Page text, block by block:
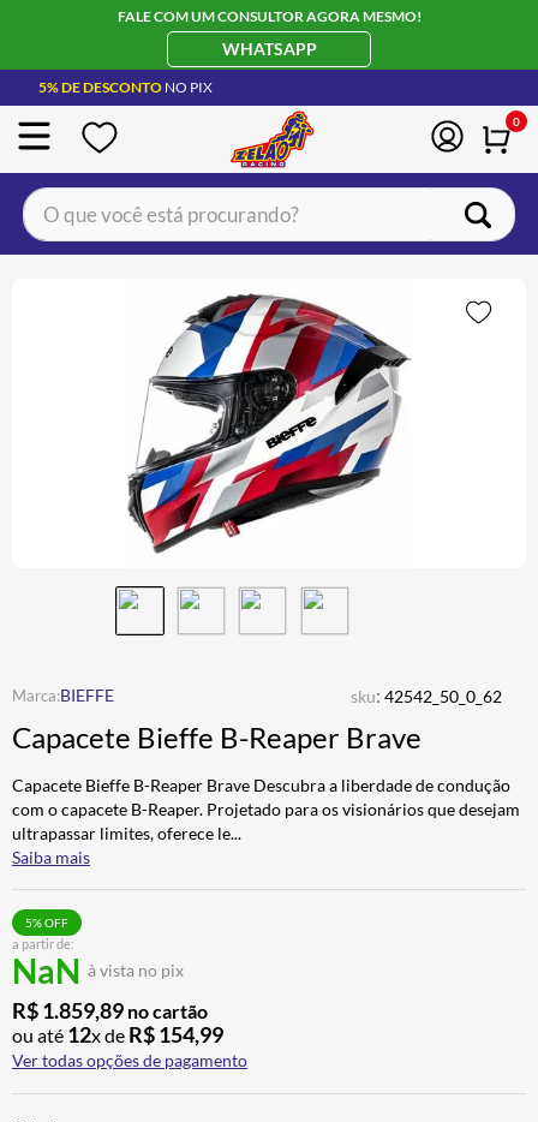
FALE COM UM CONSULTOR AGORA MESMO!
WHATSAPP
5% DE DESCONTO NO PIX
0
O que você está procurando?
BIEFFE sku: 42542_50_0_62
Capacete Bieffe B-Reaper Brave
Capacete Bieffe B-Reaper Brave Descubra a liberdade de condução
com o capacete B-Reaper. Projetado para os visionários que desejam
ultrapassar limites, oferece le...
Saiba mais
a partir de:
NaN à vista no pix
5% OFF
R$1.859,89 no cartão
ou até 12x de R$154,99
Ver todas opções de pagamento
JAQUETA
ÓCULOS SOLAR
ALPINESTAR
AIROH